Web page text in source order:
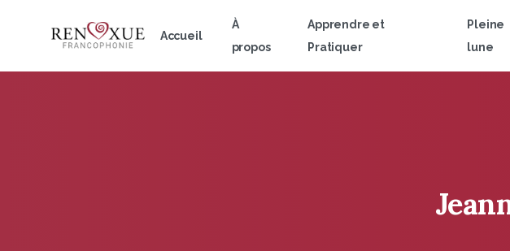
Accueil
À
propos
Apprendre et
Pratiquer
Pleine
lune